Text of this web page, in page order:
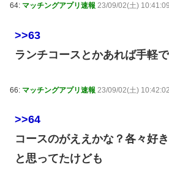
64: マッチングアプリ速報 23/09/02(土)
>>63
ランチコースとかあれば手軽
66: マッチングアプリ速報 23/09/02(土) 10:42:02
>>64
コースのがええかな？各々好
と思ってたけども